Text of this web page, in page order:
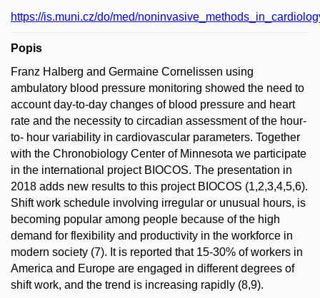
https://is.muni.cz/do/med/
Popis
Franz Halberg and Germaine Cornelissen using
ambulatory blood pressure monitoring showed the need to
account day-to-day changes of blood pressure and heart
rate and the necessity to circadian assessment of the hour-
to- hour variability in cardiovascular parameters. Together
with the Chronobiology Center of Minnesota we participate
in the international project BIOCOS. The presentation in
2018 adds new results to this project BIOCOS (1,2,3,4,5,6).
Shift work schedule involving irregular or unusual hours, is
becoming popular among people because of the high
demand for flexibility and productivity in the workforce in
modern society (7). It is reported that 15-30% of workers in
America and Europe are engaged in different degrees of
shift work, and the trend is increasing rapidly (8,9).